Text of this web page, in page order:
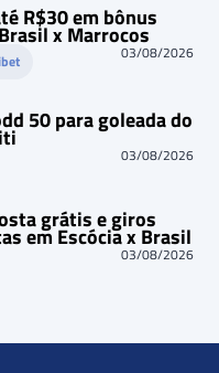
R$30 em bônus
x Marrocos
03/08/2026
50 para goleada do
03/08/2026
grátis e giros
em Escócia x Brasil
03/08/2026